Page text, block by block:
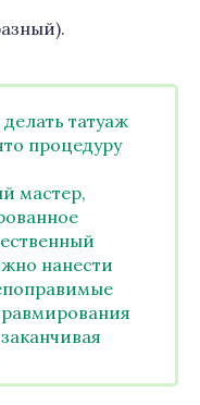
татуаж
процедуру
мастер,
нанести